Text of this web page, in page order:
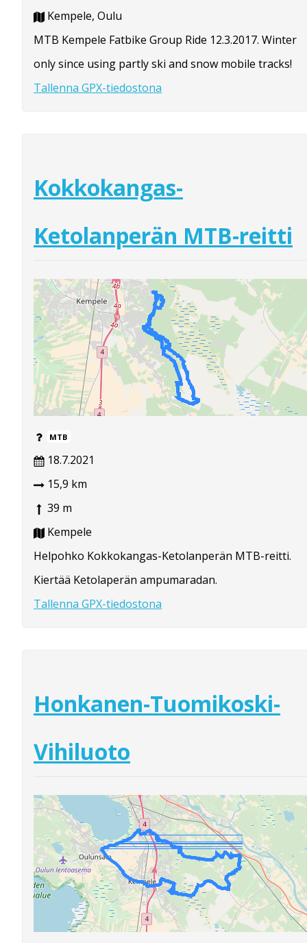
Kempele, Oulu
MTB Kempele Fatbike Group Ride 12.3.2017. Winter
only since using partly ski and snow mobile tracks!
Tallenna GPX-tiedostona
Kokkokangas-
Ketolanperän MTB-reitti
MTB
18.7.2021
15,9 km
39 m
Kempele
Helpohko Kokkokangas-Ketolanperän MTB-reitti.
Kiertää Ketolaperän ampumaradan.
Tallenna GPX-tiedostona
Honkanen-Tuomikoski-
Vihiluoto